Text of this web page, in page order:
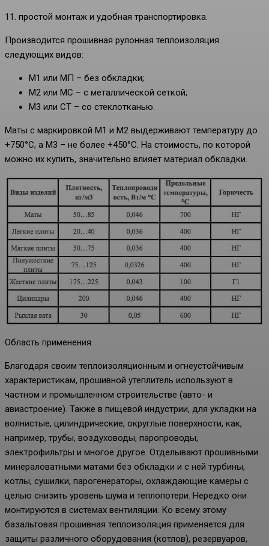
11. простой монтаж и удобная транспортировка.
Производится прошивная рулонная теплоизоляция
следующих видов:
М1 или МП – без обкладки;
М2 или МС – с металлической сеткой;
М3 или СТ – со стеклотканью.
Маты с маркировкой М1 и М2 выдерживают температуру до
+750°С, а М3 – не более +450°C. На стоимость, по которой
можно их купить, значительно влияет материал обкладки.
Область применения
Благодаря своим теплоизоляционным и огнеустойчивым
характеристикам, прошивной утеплитель используют в
частном и промышленном строительстве (авто- и
авиастроение). Также в пищевой индустрии, для укладки на
волнистые, цилиндрические, округлые поверхности, как,
например, трубы, воздуховоды, паропроводы,
электрофильтры и многое другое. Отделывают прошивными
минераловатными матами без обкладки и с ней турбины,
котлы, сушилки, парогенераторы, охлаждающие камеры с
целью снизить уровень шума и теплопотери. Нередко они
монтируются в системах вентиляции. Ко всему этому
базальтовая прошивная теплоизоляция применяется для
защиты различного оборудования (котлов), резервуаров,